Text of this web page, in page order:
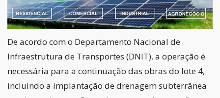
De acordo com o Departamento Nacional de
Infraestrutura de Transportes (DNIT), a operação é
necessária para a continuação das obras do lote 4,
incluindo a implantação de drenagem subterrânea